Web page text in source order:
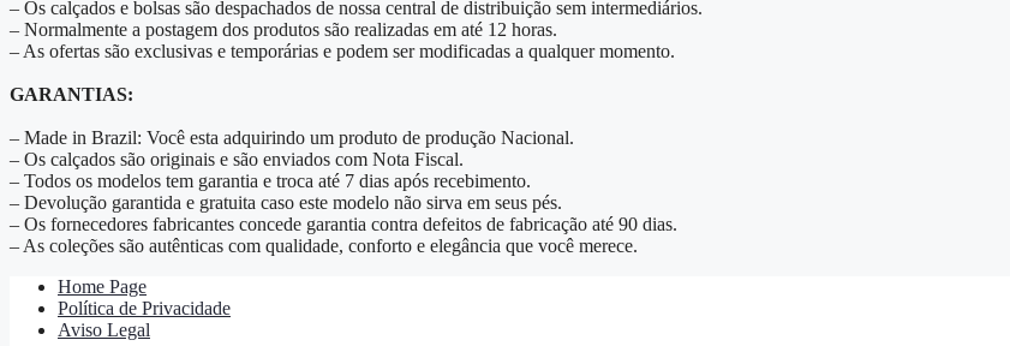
– Os calçados e bolsas são despachados de nossa central de distribuição sem intermediários.
– Normalmente a postagem dos produtos são realizadas em até 12 horas.
– As ofertas são exclusivas e temporárias e podem ser modificadas a qualquer momento.
GARANTIAS:
– Made in Brazil: Você esta adquirindo um produto de produção Nacional.
– Os calçados são originais e são enviados com Nota Fiscal.
– Todos os modelos tem garantia e troca até 7 dias após recebimento.
– Devolução garantida e gratuita caso este modelo não sirva em seus pés.
– Os fornecedores fabricantes concede garantia contra defeitos de fabricação até 90 dias.
– As coleções são autênticas com qualidade, conforto e elegância que você merece.
Home Page
Política de Privacidade
Aviso Legal